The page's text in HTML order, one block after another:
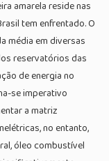
amarela reside nas
tem enfrentado. O
média em diversas
reservatórios das
de energia no
se imperativo
a matriz
no entanto,
óleo combustível